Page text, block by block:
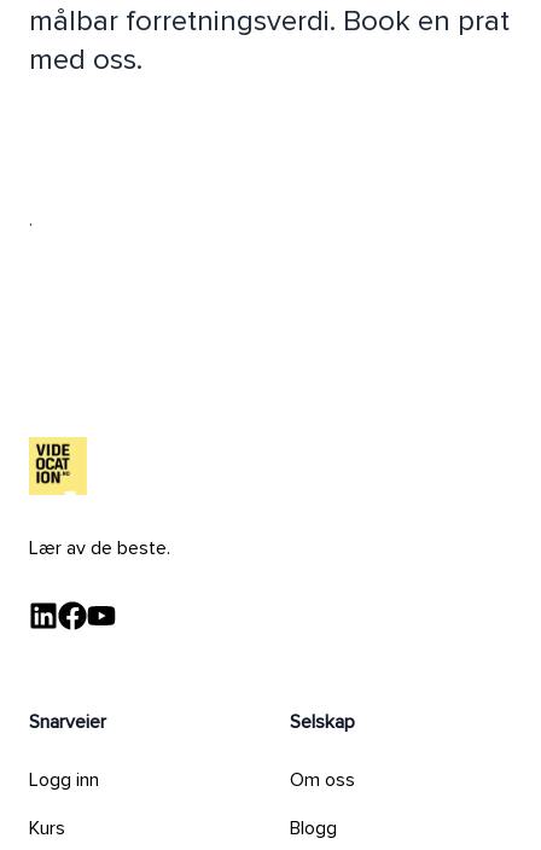
målbar forretningsverdi. Book en prat
med oss.
.
Lær av de beste.
LinkedIn - Videocation
Facebook - Videocation
YouTube - Videocation
Snarveier
Logg inn
Kurs
Selskap
Om oss
Blogg